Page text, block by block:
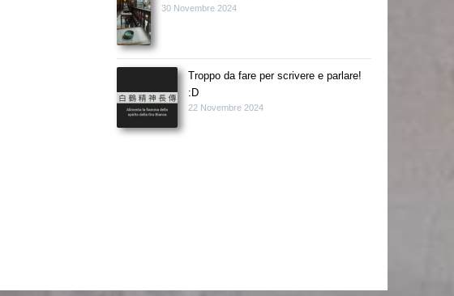
30 Novembre 2024
Troppo da fare per scrivere e parlare!
:D
22 Novembre 2024